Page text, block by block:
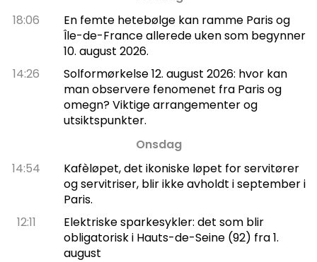
18:06
En femte hetebølge kan ramme Paris og
Île-de-France allerede uken som begynner
10. august 2026.
14:26
Solformørkelse 12. august 2026: hvor kan
man observere fenomenet fra Paris og
omegn? Viktige arrangementer og
utsiktspunkter.
Onsdag
14:54
Kafèløpet, det ikoniske løpet for servitører
og servitriser, blir ikke avholdt i september i
Paris.
12:11
Elektriske sparkesykler: det som blir
obligatorisk i Hauts-de-Seine (92) fra 1.
august